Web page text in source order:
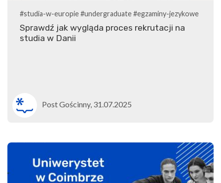
#studia-w-europie#undergraduate#egzaminy-jezykowe
Sprawdź jak wygląda proces rekrutacji na
studia w Danii
Post Gościnny, 31.07.2025